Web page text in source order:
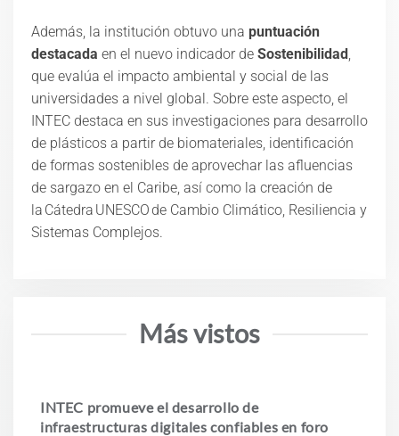
Además, la institución obtuvo una puntuación
destacada en el nuevo indicador de Sostenibilidad,
que evalúa el impacto ambiental y social de las
universidades a nivel global. Sobre este aspecto, el
INTEC destaca en sus investigaciones para desarrollo
de plásticos a partir de biomateriales, identificación
de formas sostenibles de aprovechar las afluencias
de sargazo en el Caribe, así como la creación de
la Cátedra UNESCO de Cambio Climático, Resiliencia y
Sistemas Complejos.
Más vistos
INTEC promueve el desarrollo de
infraestructuras digitales confiables en foro